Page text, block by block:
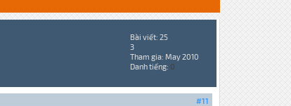
Bài viết: 25
3
Tham gia: May 2010
Danh tiếng: 0
#11